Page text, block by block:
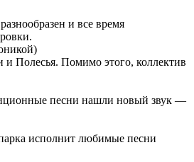
и все время
Полесья. Помимо этого, коллектив
песни нашли новый звук —
исполнит любимые песни